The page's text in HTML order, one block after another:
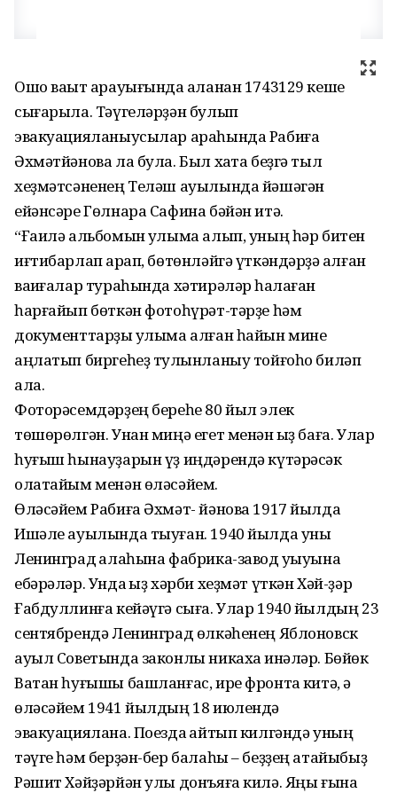
Ошо ваҡыт арауығында ҡаланан 1743129 кеше
сығарыла. Тәүгеләрҙән булып
эвакуацияланыусылар араһында Рабиға
Әхмәтйәнова ла була. Был хаҡта беҙгә тыл
хеҙмәтсәненең Теләш ауылында йәшәгән
ейәнсәре Гөлнара Сафина бәйән итә.
“Ғаилә альбомын ҡулыма алып, уның һәр битен
иғтибарлап ҡарап, бөтөнләйгә үткәндәрҙә ҡалған
ваҡиғалар тураһында хәтирәләр һаҡлаған
һарғайып бөткән фотоһүрәт-тәрҙе һәм
документтарҙы ҡулыма алған һайын мине
аңлатып биргеһеҙ тулҡынланыу тойғоһо биләп
ала.
Фоторәсемдәрҙең береһе 80 йыл элек
төшөрөлгән. Унан миңә егет менән ҡыҙ баға. Улар
һуғыш һынауҙарын үҙ иңдәрендә күтәрәсәк
олатайым менән өләсәйем.
Өләсәйем Рабиға Әхмәт- йәнова 1917 йылда
Ишәле ауылында тыуған. 1940 йылда уны
Ленинград ҡалаһына фабрика-завод уҡыуына
ебәрәләр. Унда ҡыҙ хәрби хеҙмәт үткән Хәй-ҙәр
Ғабдуллинға кейәүгә сыға. Улар 1940 йылдың 23
сентябрендә Ленинград өлкәһенең Яблоновск
ауыл Советында законлы никахҡа инәләр. Бөйөк
Ватан һуғышы башланғас, ире фронтҡа китә, ә
өләсәйем 1941 йылдың 18 июлендә
эвакуациялана. Поезда ҡайтып килгәндә уның
тәүге һәм берҙән-бер балаһы – беҙҙең атайыбыҙ
Рәшит Хәйҙәрйән улы донъяға килә. Яңы ғына